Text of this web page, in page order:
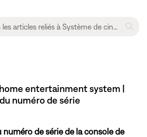
entertainment system |
numéro de série
de série de la console de